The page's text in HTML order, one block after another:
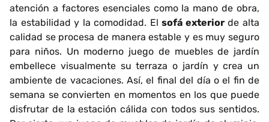
atención a factores esenciales como la mano de obra,
la estabilidad y la comodidad. Elsofá exteriorde alta
calidad se procesa de manera estable y es muy seguro
para niños. Un moderno juego de muebles de jardín
embellece visualmente su terraza o jardín y crea un
ambiente de vacaciones. Así, el final del día o el fin de
semana se convierten en momentos en los que puede
disfrutar de la estación cálida con todos sus sentidos.